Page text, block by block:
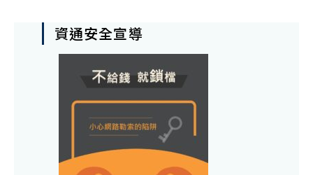
資通安全宣導